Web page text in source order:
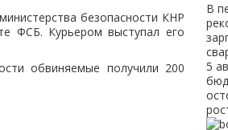
безопасности КНР
ФСБ. Курьером выступал его
обвиняемые получили 200
В
5